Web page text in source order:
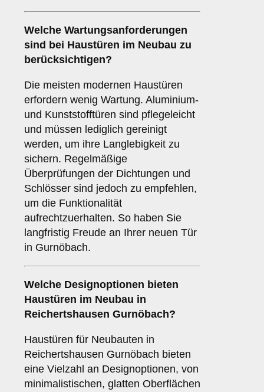
Welche Wartungsanforderungen
sind bei Haustüren im Neubau zu
berücksichtigen?
Die meisten modernen Haustüren
erfordern wenig Wartung. Aluminium-
und Kunststofftüren sind pflegeleicht
und müssen lediglich gereinigt
werden, um ihre Langlebigkeit zu
sichern. Regelmäßige
Überprüfungen der Dichtungen und
Schlösser sind jedoch zu empfehlen,
um die Funktionalität
aufrechtzuerhalten. So haben Sie
langfristig Freude an Ihrer neuen Tür
in Gurnöbach.
Welche Designoptionen bieten
Haustüren im Neubau in
Reichertshausen Gurnöbach?
Haustüren für Neubauten in
Reichertshausen Gurnöbach bieten
eine Vielzahl an Designoptionen, von
minimalistischen, glatten Oberflächen